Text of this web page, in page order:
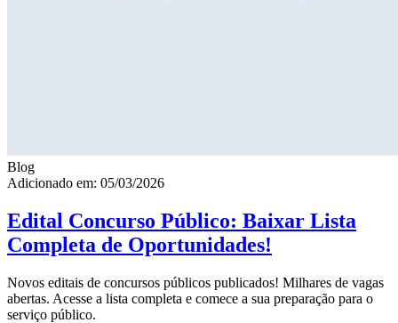
Blog
Adicionado em: 05/03/2026
Edital Concurso Público: Baixar Lista
Completa de Oportunidades!
Novos editais de concursos públicos publicados! Milhares de vagas
abertas. Acesse a lista completa e comece a sua preparação para o
serviço público.